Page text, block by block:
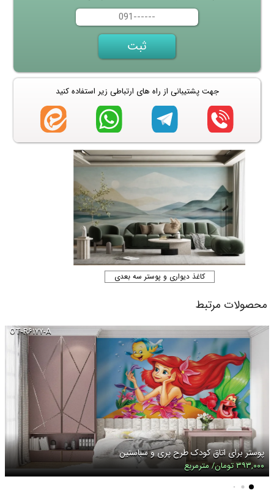
جهت پشتیبانی از راه های ارتباطی زیر استفاده کنید
کاغذ دیواری و پوستر سه بعدی
محصولات مرتبط
OT-R۶۱۷۷-A
پوستر برای اتاق کودک طرح پری و سباستین
۳۹۳,۰۰۰ تومان/ مترمربع